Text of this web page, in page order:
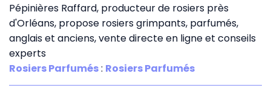
Pépinières Raffard, producteur de rosiers près
d'Orléans, propose rosiers grimpants, parfumés,
anglais et anciens, vente directe en ligne et conseils
experts
Rosiers Parfumés: Rosiers Parfumés